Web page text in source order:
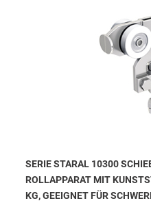
SERIE STARAL 10300
ROLLAPPARAT MIT
KG, GEEIGNET FÜR